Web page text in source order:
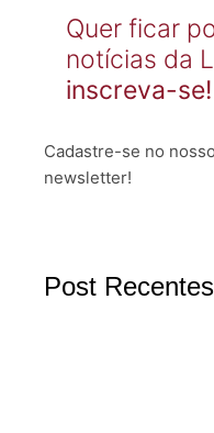
Quer ficar
notícias da
inscreva-se!
Cadastre-se no
newsletter!
Post Recentes